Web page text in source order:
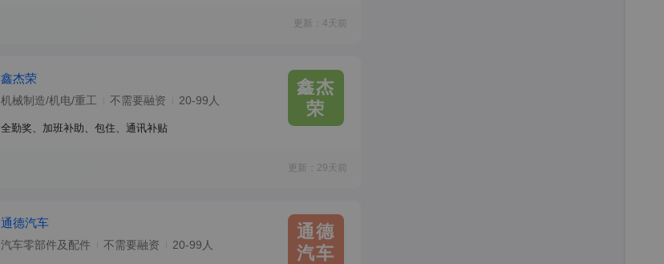
更新：4天前
鑫杰荣
机械制造/机电/重工 不需要融资 20-99人
全勤奖、加班补助、包住、通讯补贴
鑫杰
荣
更新：29天前
通德汽车
汽车零部件及配件 不需要融资 20-99人
通德
汽车